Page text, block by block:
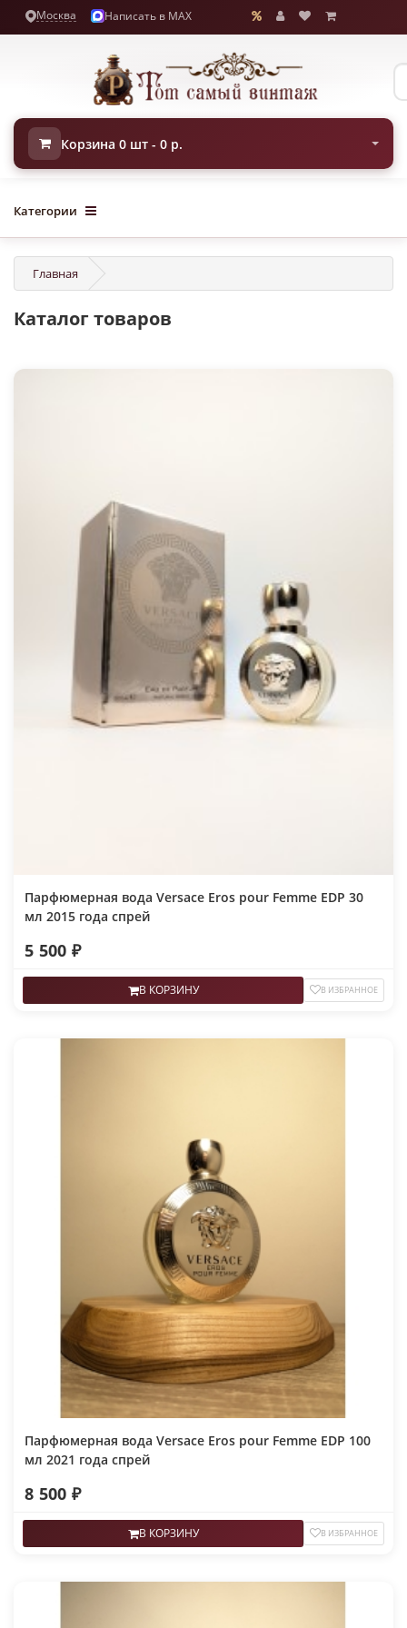
Москва Написать в MAX
Корзина 0 шт - 0 р.
Категории
Главная
Каталог товаров
Парфюмерная вода Versace Eros pour Femme EDP 30
мл 2015 года спрей
5 500 ₽
В КОРЗИНУ В ИЗБРАННОЕ
Парфюмерная вода Versace Eros pour Femme EDP 100
мл 2021 года спрей
8 500 ₽
В КОРЗИНУ В ИЗБРАННОЕ